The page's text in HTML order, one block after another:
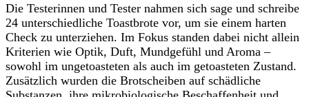
Die Testerinnen und Tester nahmen sich sage und schreibe
24 unterschiedliche Toastbrote vor, um sie einem harten
Check zu unterziehen. Im Fokus standen dabei nicht allein
Kriterien wie Optik, Duft, Mundgefühl und Aroma –
sowohl im ungetoasteten als auch im getoasteten Zustand.
Zusätzlich wurden die Brotscheiben auf schädliche